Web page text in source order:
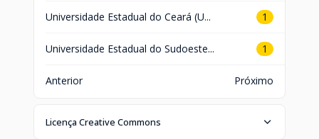
Universidade Estadual do Ceará (U... 1
Universidade Estadual do Sudoeste... 1
Anterior Próximo
Licença Creative Commons